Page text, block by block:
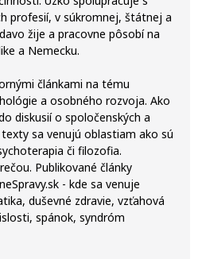
profesií, v súkromnej, štátnej a
žije a pracovne pôsobí na
a Nemecku.
článkami na tému
a osobného rozvoja. Ako
diskusií o spoločenských a
sa venujú oblastiam ako sú
či filozofia.
Publikované články
- kde sa venuje
duševné zdravie, vzťahová
spánok, syndróm